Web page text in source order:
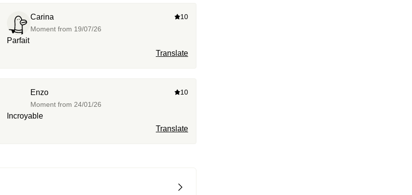
Carina
Moment from 19/07/26
10
Parfait
Translate
Enzo
Moment from 24/01/26
10
Incroyable
Translate